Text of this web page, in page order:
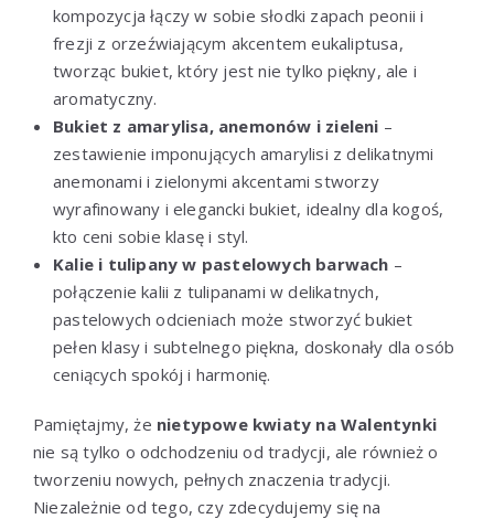
kompozycja łączy w sobie słodki zapach peonii i
frezji z orzeźwiającym akcentem eukaliptusa,
tworząc bukiet, który jest nie tylko piękny, ale i
aromatyczny.
Bukiet z amarylisa, anemonów i zieleni –
zestawienie imponujących amarylisi z delikatnymi
anemonami i zielonymi akcentami stworzy
wyrafinowany i elegancki bukiet, idealny dla kogoś,
kto ceni sobie klasę i styl.
Kalie i tulipany w pastelowych barwach –
połączenie kalii z tulipanami w delikatnych,
pastelowych odcieniach może stworzyć bukiet
pełen klasy i subtelnego piękna, doskonały dla osób
ceniących spokój i harmonię.
Pamiętajmy, że nietypowe kwiaty na Walentynki
nie są tylko o odchodzeniu od tradycji, ale również o
tworzeniu nowych, pełnych znaczenia tradycji.
Niezależnie od tego, czy zdecydujemy się na